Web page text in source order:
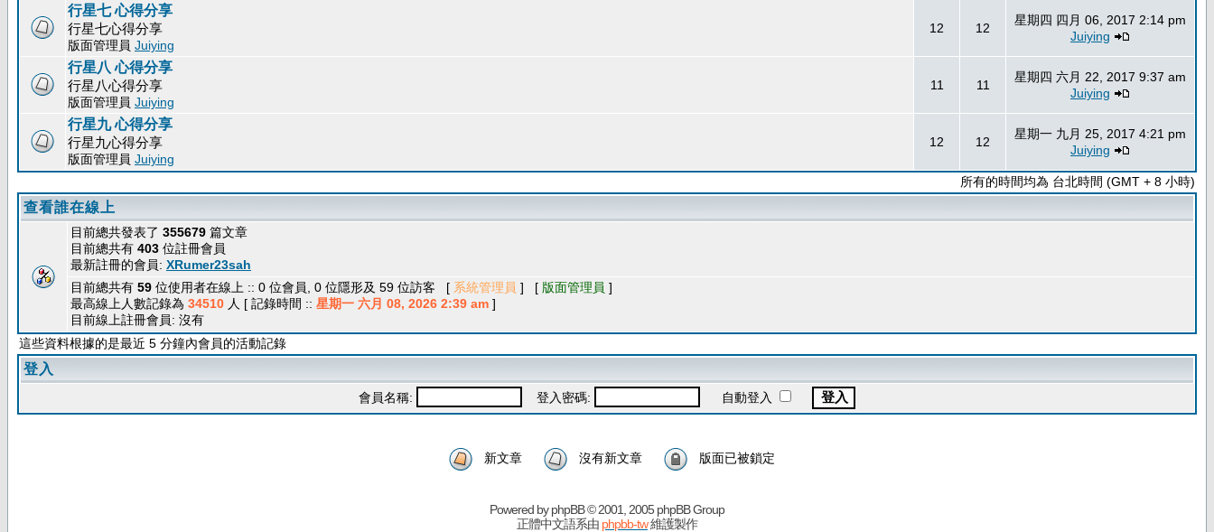
行星七 心得分享
行星七心得分享
版面管理員 Juiying
12 12
星期四 四月 06, 2017 2:14 pm
Juiying
行星八 心得分享
行星八心得分享
版面管理員 Juiying
11 11
星期四 六月 22, 2017 9:37 am
Juiying
行星九 心得分享
行星九心得分享
版面管理員 Juiying
12 12
星期一 九月 25, 2017 4:21 pm
Juiying
所有的時間均為 台北時間 (GMT + 8 小時)
查看誰在線上
目前總共發表了 355679 篇文章
目前總共有 403 位註冊會員
最新註冊的會員: XRumer23sah
目前總共有 59 位使用者在線上 :: 0 位會員, 0 位隱形及 59 位訪客 [ 系統管理員 ] [ 版面管理員 ]
最高線上人數記錄為 34510 人 [ 記錄時間 :: 星期一 六月 08, 2026 2:39 am ]
目前線上註冊會員: 沒有
這些資料根據的是最近 5 分鐘內會員的活動記錄
登入
會員名稱: 登入密碼: 自動登入
新文章 沒有新文章 版面已被鎖定
Powered byphpBB© 2001, 2005 phpBB Group
正體中文語系由 phpbb-tw維護製作